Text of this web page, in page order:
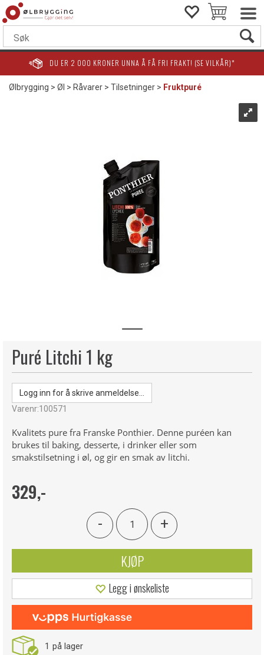
DU ER 2 000 KRONER UNNA Å FÅ FRI FRAKT! (SE VILKÅR)*
Ølbrygging>Øl >Råvarer>Tilsetninger> Fruktpuré
Puré Litchi 1 kg
Logg inn for å skrive anmeldelse...
Varenr:100571
Kvalitets pure fra Franske Ponthier. Denne puréen kan
brukes til baking, desserte, i drinker eller som
smakstilsetning i øl, og gir en smak av litchi.
329,-
- +
KJØP
Legg i ønskeliste
1 på lager